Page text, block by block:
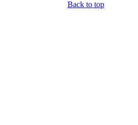
Back to top